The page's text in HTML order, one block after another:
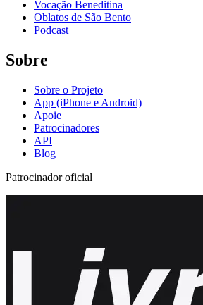
Vocação Beneditina
Oblatos de São Bento
Podcast
Sobre
Sobre o Projeto
App (iPhone e Android)
Apoie
Patrocinadores
API
Blog
Patrocinador oficial